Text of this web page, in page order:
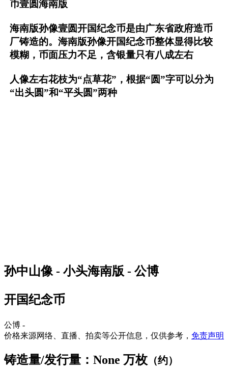
币壹圆海南版
海南版孙像壹圆开国纪念币是由广东省政府造币
厂铸造的。海南版孙像开国纪念币整体显得比较
模糊，币面压力不足，含银量只有八成左右
人像左右花枝为“点草花”，根据“圆”字可以分为
“出头圆”和“平头圆”两种
孙中山像 - 小头海南版 - 公博
开国纪念币
公博 -
价格来源网络、直播、拍卖等公开信息，仅供参考， 免责声明
铸造量/发行量：None 万枚 （约）